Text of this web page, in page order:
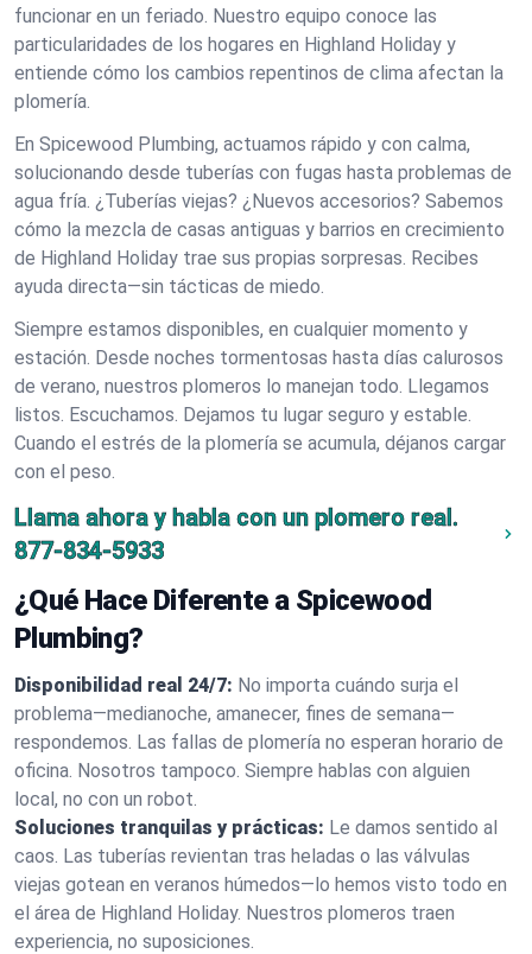
funcionar en un feriado. Nuestro equipo conoce las
particularidades de los hogares en Highland Holiday y
entiende cómo los cambios repentinos de clima afectan la
plomería.
En Spicewood Plumbing, actuamos rápido y con calma,
solucionando desde tuberías con fugas hasta problemas de
agua fría. ¿Tuberías viejas? ¿Nuevos accesorios? Sabemos
cómo la mezcla de casas antiguas y barrios en crecimiento
de Highland Holiday trae sus propias sorpresas. Recibes
ayuda directa—sin tácticas de miedo.
Siempre estamos disponibles, en cualquier momento y
estación. Desde noches tormentosas hasta días calurosos
de verano, nuestros plomeros lo manejan todo. Llegamos
listos. Escuchamos. Dejamos tu lugar seguro y estable.
Cuando el estrés de la plomería se acumula, déjanos cargar
con el peso.
Llama ahora y habla con un plomero real.
877-834-5933
¿Qué Hace Diferente a Spicewood
Plumbing?
Disponibilidad real 24/7: No importa cuándo surja el
problema—medianoche, amanecer, fines de semana—
respondemos. Las fallas de plomería no esperan horario de
oficina. Nosotros tampoco. Siempre hablas con alguien
local, no con un robot.
Soluciones tranquilas y prácticas: Le damos sentido al
caos. Las tuberías revientan tras heladas o las válvulas
viejas gotean en veranos húmedos—lo hemos visto todo en
el área de Highland Holiday. Nuestros plomeros traen
experiencia, no suposiciones.